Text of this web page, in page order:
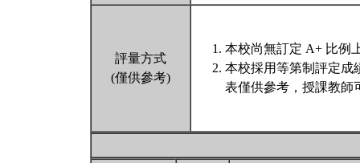
評量方式
(僅供參考)
本校尚無訂定 A+ 比例
本校採用等第制評定成
表僅供參考，授課教師